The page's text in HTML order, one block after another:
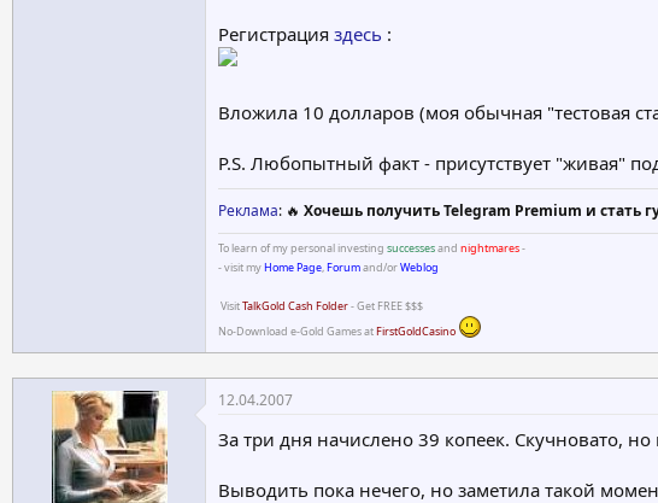
Регистрация здесь :
Вложила 10 долларов (моя обычная "тестовая
P.S. Любопытный факт - присутствует "живая"
Реклама: 🔥 Хочешь получить Telegram Premium и стать
To learn of my personal investing successesand nightmares-
- visit myHome Page,Forumand/orWeblog
VisitTalkGold Cash Folder- Get FREE $$$
No-Download e-Gold Games atFirstGoldCasino
12.04.2007
За три дня начислено 39 копеек. Скучновато, но
Выводить пока нечего, но заметила такой